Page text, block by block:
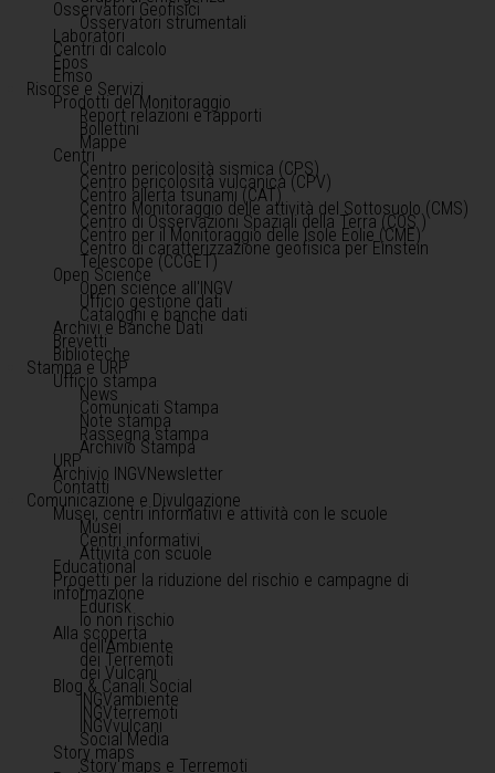
Osservatori Geofisici
Osservatori strumentali
Laboratori
Centri di calcolo
Epos
Emso
Risorse e Servizi
Prodotti del Monitoraggio
Report relazioni e rapporti
Bollettini
Mappe
Centri
Centro pericolosità sismica (CPS)
Centro pericolosità vulcanica (CPV)
Centro allerta tsunami (CAT)
Centro Monitoraggio delle attività del Sottosuolo (CMS)
Centro di Osservazioni Spaziali della Terra (COS )
Centro per il Monitoraggio delle Isole Eolie (CME)
Centro di caratterizzazione geofisica per Einstein
Telescope (CCGET)
Open Science
Open science all'INGV
Ufficio gestione dati
Cataloghi e banche dati
Archivi e Banche Dati
Brevetti
Biblioteche
Stampa e URP
Ufficio stampa
News
Comunicati Stampa
Note stampa
Rassegna stampa
Archivio Stampa
URP
Archivio INGVNewsletter
Contatti
Comunicazione e Divulgazione
Musei, centri informativi e attività con le scuole
Musei
Centri informativi
Attività con scuole
Educational
Progetti per la riduzione del rischio e campagne di
informazione
Edurisk
Io non rischio
Alla scoperta
dell'Ambiente
dei Terremoti
dei Vulcani
Blog & Canali Social
INGVambiente
INGVterremoti
INGVvulcani
Social Media
Story maps
Story maps e Terremoti